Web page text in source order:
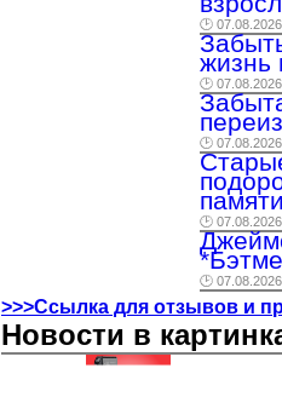
🕑 07.08.2026
жизнь
🕑 07.08.2026
🕑 07.08.2026
памяти
🕑 07.08.2026
🕑 07.08.2026
>>>Ссылка для отзывов и
Новости в